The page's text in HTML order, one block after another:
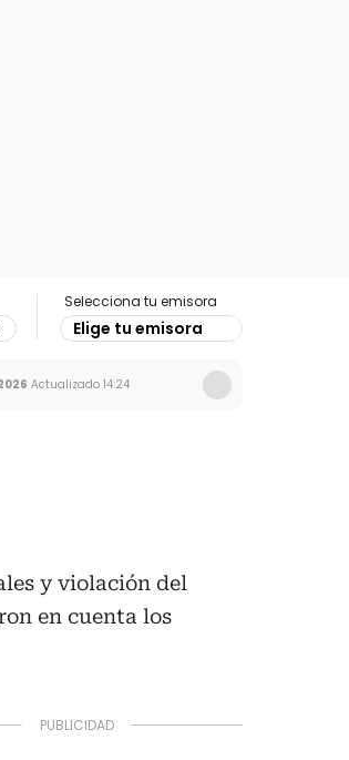
Selecciona tu emisora
Elige tu emisora
Actualizado 14:24
y violación del
en cuenta los